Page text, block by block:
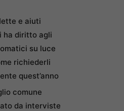
e aiuti
ha diritto agli
su luce
richiederli
quest’anno
comune
da interviste